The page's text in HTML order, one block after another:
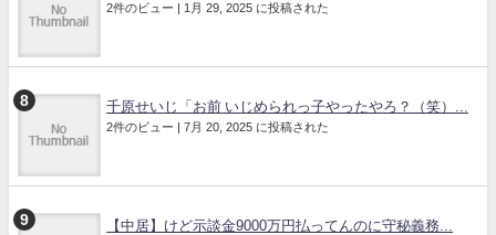
2件のビュー 1月 29, 2025 に投稿された
千原せいじ「お前 いじめられっ子やったやろ？（笑）...
2件のビュー 7月 20, 2025 に投稿された
【中居】けど示談金9000万円払ってんのに守秘義務...